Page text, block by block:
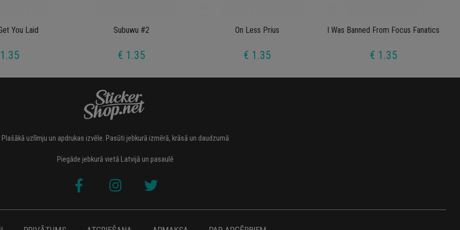
You Laid Subuwu #2
€ 1.35
On Less Prius
€ 1.35
I Was Banned From Focus Fanatics
€ 1.35
Plašākā uzlīmju un apdrukas izvēle. Pasūti jebkurā izmērā, krāsā un daudzumā
Piegāde jebkurā vietā Latvijā un pasaulē